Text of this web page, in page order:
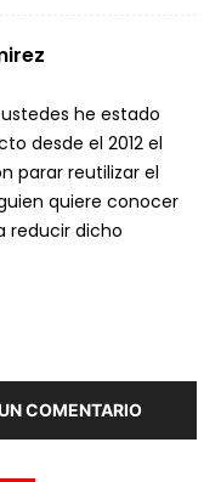
he estado
desde el 2012 el
parar reutilizar el
quiere conocer
reducir dicho
COMENTARIO